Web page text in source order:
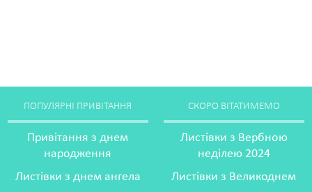
ПОПУЛЯРНІ ПРИВІТАННЯ
Привітання з днем
народження
Листівки з днем ангела
СКОРО ВІТАТИМЕМО
Листівки з Вербною
неділею 2024
Листівки з Великоднем